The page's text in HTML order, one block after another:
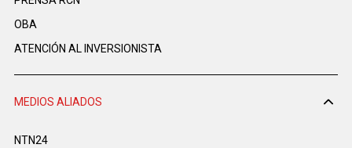
OBA
ATENCIÓN AL INVERSIONISTA
MEDIOS ALIADOS
NTN24